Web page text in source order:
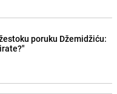
poruku Džemidžiću: